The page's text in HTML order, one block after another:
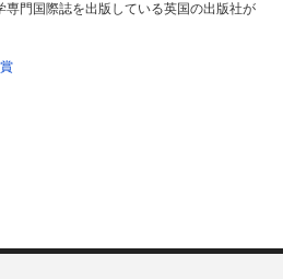
門国際誌を出版している英国の出版社が
賞